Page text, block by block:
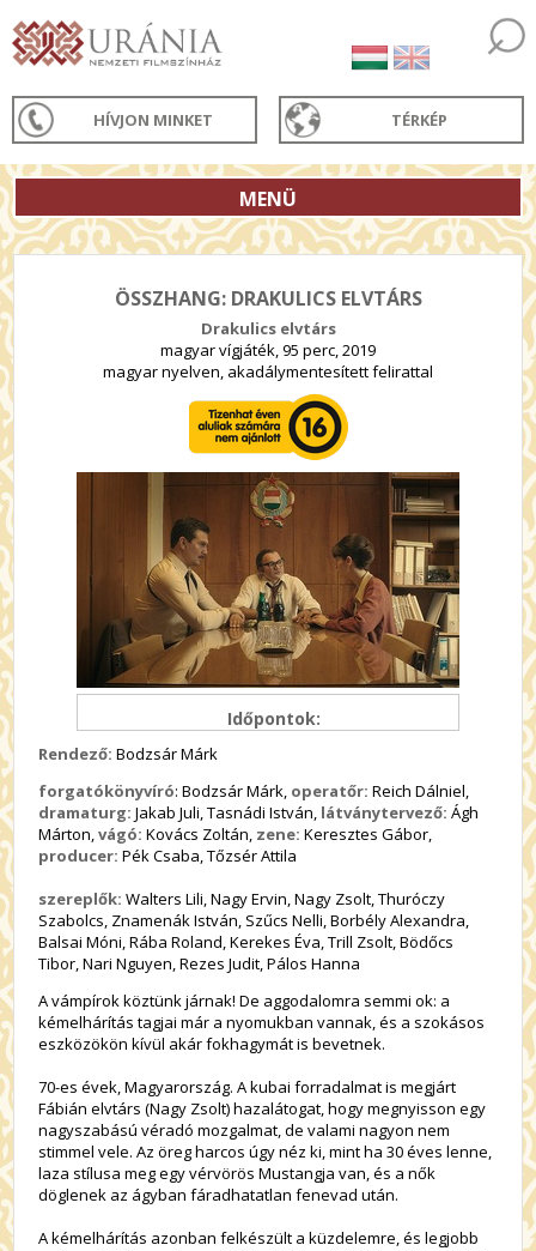
HÍVJON MINKET TÉRKÉP
MENÜ
ÖSSZHANG: DRAKULICS ELVTÁRS
Drakulics elvtárs
magyar vígjáték, 95 perc, 2019
magyar nyelven, akadálymentesített felirattal
Időpontok:
Rendező: Bodzsár Márk
forgatókönyvíró: Bodzsár Márk, operatőr: Reich Dálniel,
dramaturg: Jakab Juli, Tasnádi István, látványtervező: Ágh
Márton,vágó: Kovács Zoltán, zene: Keresztes Gábor,
producer: Pék Csaba, Tőzsér Attila
szereplők: Walters Lili, Nagy Ervin, Nagy Zsolt, Thuróczy
Szabolcs, Znamenák István, Szűcs Nelli, Borbély Alexandra,
Balsai Móni, Rába Roland, Kerekes Éva, Trill Zsolt, Bödőcs
Tibor, Nari Nguyen, Rezes Judit, Pálos Hanna
A vámpírok köztünk járnak! De aggodalomra semmi ok: a
kémelhárítás tagjai már a nyomukban vannak, és a szokásos
eszközökön kívül akár fokhagymát is bevetnek.
70-es évek, Magyarország. A kubai forradalmat is megjárt
Fábián elvtárs (Nagy Zsolt) hazalátogat, hogy megnyisson egy
nagyszabású véradó mozgalmat, de valami nagyon nem
stimmel vele. Az öreg harcos úgy néz ki, mint ha 30 éves lenne,
laza stílusa meg egy vérvörös Mustangja van, és a nők
döglenek az ágyban fáradhatatlan fenevad után.
A kémelhárítás azonban felkészült a küzdelemre, és legjobb